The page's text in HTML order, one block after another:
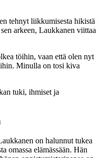
tehnyt liikkumisesta hikistä
arkeen, Laukkanen viittaa
töihin, vaan että olen nyt
Minulla on tosi kiva
tuki, ihmiset ja
on halunnut tukea
omassa elämässään. Hän